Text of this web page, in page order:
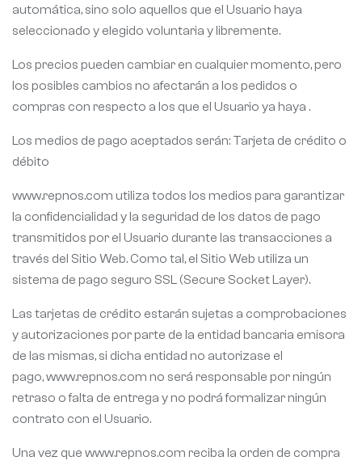
automática, sino solo aquellos que el Usuario haya
seleccionado y elegido voluntaria y libremente.
Los precios pueden cambiar en cualquier momento, pero
los posibles cambios no afectarán a los pedidos o
compras con respecto a los que el Usuario ya haya .
Los medios de pago aceptados serán: Tarjeta de crédito o
débito
www.repnos.com utiliza todos los medios para garantizar
la confidencialidad y la seguridad de los datos de pago
transmitidos por el Usuario durante las transacciones a
través del Sitio Web. Como tal, el Sitio Web utiliza un
sistema de pago seguro SSL (Secure Socket Layer).
Las tarjetas de crédito estarán sujetas a comprobaciones
y autorizaciones por parte de la entidad bancaria emisora
de las mismas, si dicha entidad no autorizase el
pago, www.repnos.com no será responsable por ningún
retraso o falta de entrega y no podrá formalizar ningún
contrato con el Usuario.
Una vez que www.repnos.com reciba la orden de compra